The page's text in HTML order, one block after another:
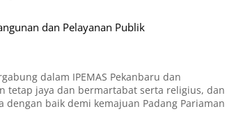
dan Pelayanan Publik
dalam IPEMAS Pekanbaru dan
tetap jaya dan bermartabat serta religius, dan
baik demi kemajuan Padang Pariaman